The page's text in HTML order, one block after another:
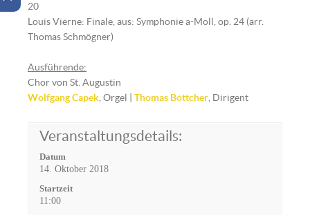
20
Louis Vierne: Finale, aus: Symphonie a-Moll, op. 24 (arr.
Thomas Schmögner)
Ausführende:
Chor von St. Augustin
Wolfgang Capek , Orgel | Thomas Böttcher , Dirigent
Veranstaltungsdetails:
Datum
14. Oktober 2018
Startzeit
11:00